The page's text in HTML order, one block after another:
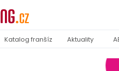
Katalog franšíz Aktuality